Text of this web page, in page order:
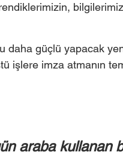
daha güçlü yapacak
işlere imza atmanın
araba